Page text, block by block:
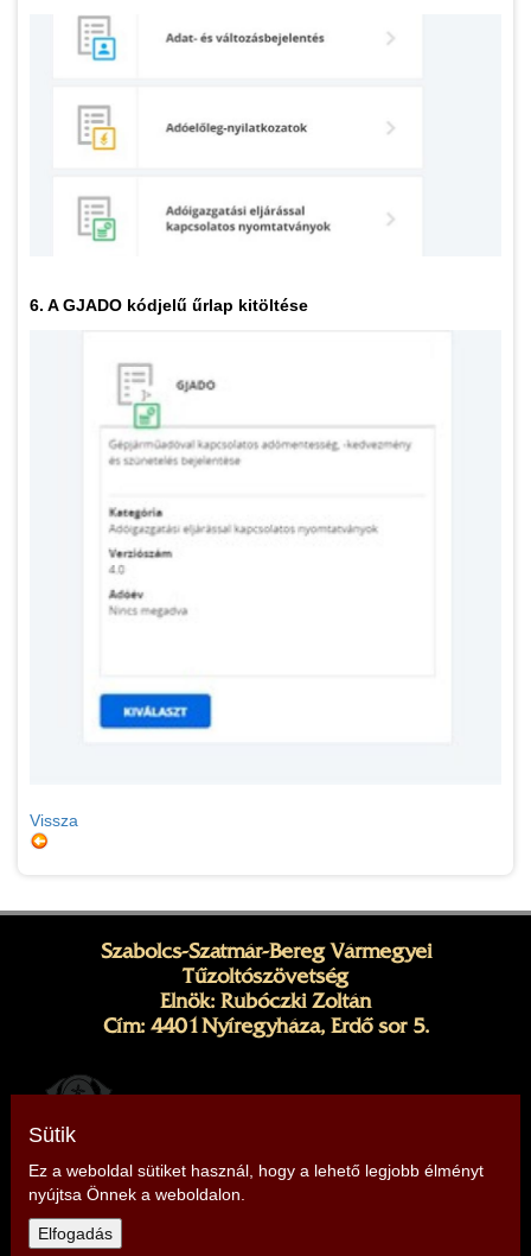
6. A GJADO kódjelű űrlap kitöltése
Vissza
Szabolcs-Szatmár-Bereg Vármegyei
Tűzoltószövetség
Elnök: Rubóczki Zoltán
Cím: 4401 Nyíregyháza, Erdő sor 5.
Telefon: +36703371813, +36205306881
Sütik
Ez a weboldal sütiket használ, hogy a lehető legjobb élményt
nyújtsa Önnek a weboldalon.
Elfogadás